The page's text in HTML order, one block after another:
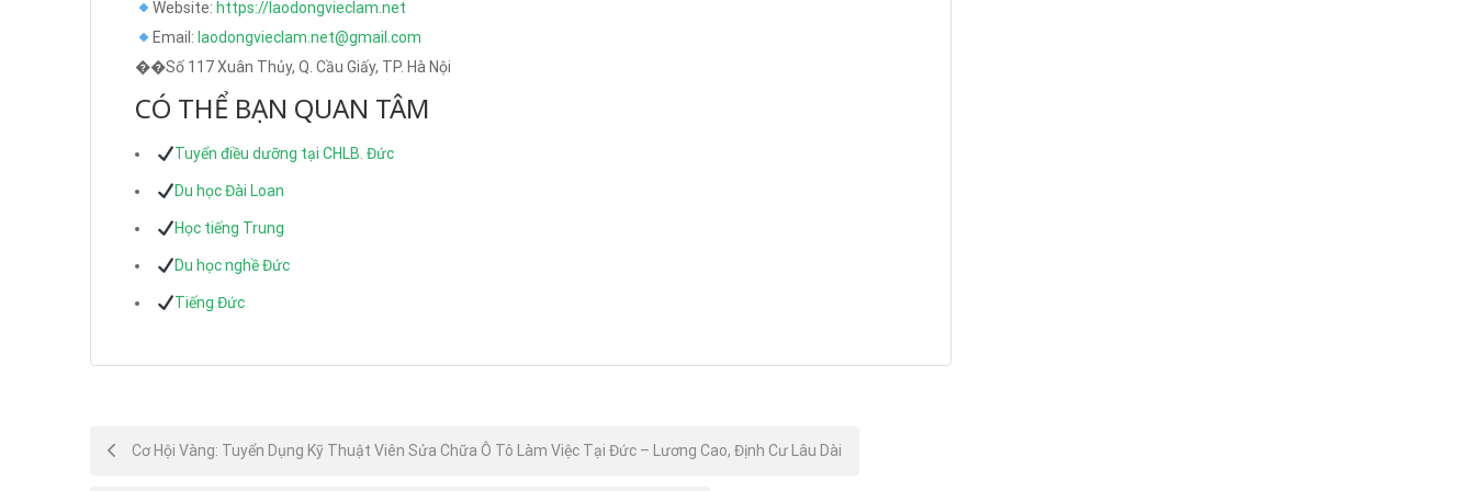
Website: https://laodongvieclam.net
Email: laodongvieclam.net@gmail.com
��Số 117 Xuân Thủy, Q. Cầu Giấy, TP. Hà Nội
CÓ THỂ BẠN QUAN TÂM
Tuyển điều dưỡng tại CHLB. Đức
Du học Đài Loan
Học tiếng Trung
Du học nghề Đức
Tiếng Đức
PostCơ Hội Vàng: Tuyển Dụng Kỹ Thuật Viên Sửa Chữa Ô Tô Làm Việc Tại Đức – Lương Cao, Định Cư Lâu Dài